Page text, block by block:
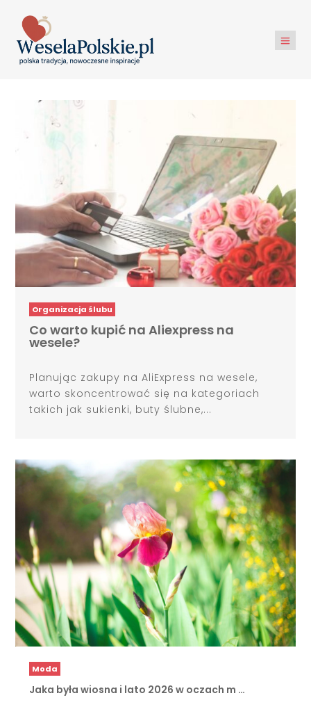
Organizacja ślubu
Co warto kupić na Aliexpress na
wesele?
Planując zakupy na AliExpress na wesele,
warto skoncentrować się na kategoriach
takich jak sukienki, buty ślubne,...
Moda
Jaka była wiosna i lato 2026 w oczach m …